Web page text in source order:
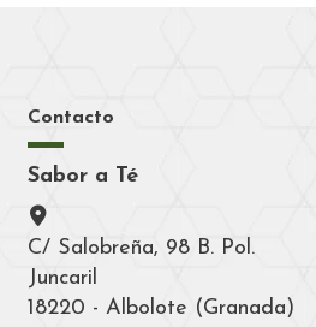
Contacto
Sabor a Té
C/ Salobreña, 98 B. Pol.
Juncaril
18220 - Albolote (Granada)